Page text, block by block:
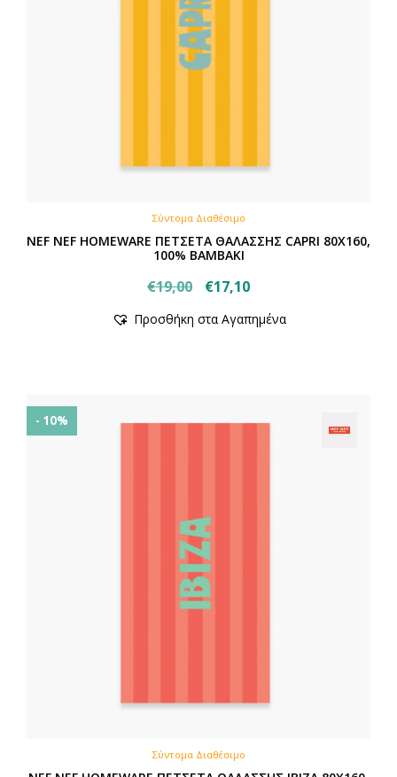
Σύντομα Διαθέσιμο
NEF NEF HOMEWARE ΠΕΤΣΕΤΑ ΘΑΛΑΣΣΗΣ CAPRI 80X160,
100% BAMBAKI
€19,00
Original
was:
€17,10Η
τιμή
Προσθήκη στα Αγαπημένα
- 10%
Σύντομα Διαθέσιμο